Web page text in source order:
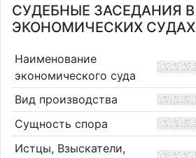
СУДЕБНЫЕ ЗАСЕДАНИЯ В
ЭКОНОМИЧЕСКИХ СУДАХ
Наименование
экономического суда
Вид производства
Сущность спора
Истцы, Взыскатели,